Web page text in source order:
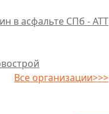
в асфальте СПб - ATT
Все организации>>>